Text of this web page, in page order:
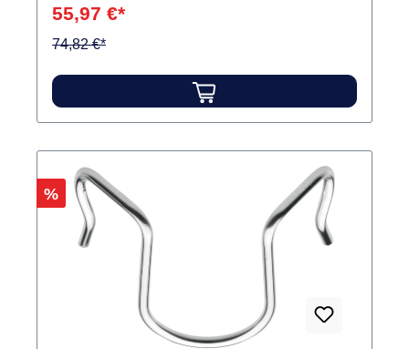
CHROMIUM sind diamantgezogen und
55,97 €*
74,82 €*
Rabatt
%